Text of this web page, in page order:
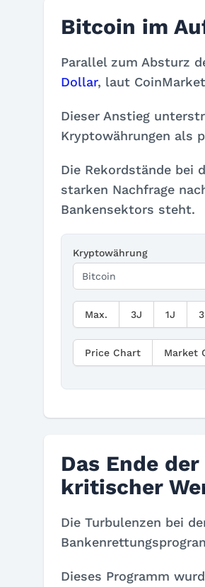
Bitcoin im
Parallel zum Absturz
Dollar, laut
Dieser Anstieg
Kryptowährungen als
Die Rekordstände bei
starken Nachfrage
Bankensektors steht.
Kryptowährung
Max. 3J 1J
Price Chart Market
Das Ende
kritischer
Die Turbulenzen bei
Dieses Programm